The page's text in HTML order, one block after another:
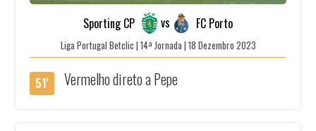
Sporting CP vs FC Porto
Liga Portugal Betclic | 14ª Jornada | 18 Dezembro 2023
51' Vermelho direto a Pepe